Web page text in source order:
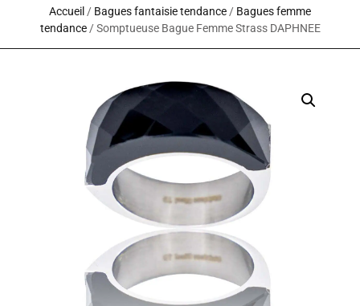
Accueil / Bagues fantaisie tendance/ Bagues femme
tendance/ Somptueuse Bague Femme Strass DAPHNEE